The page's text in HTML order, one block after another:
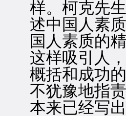
样。柯克先
述中国人素
国人素质的
这样吸引人
概括和成功
不犹豫地指
本来已经写